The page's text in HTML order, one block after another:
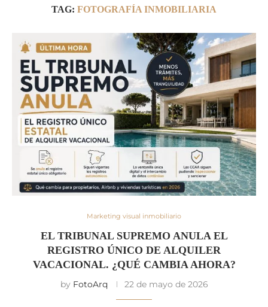
TAG: FOTOGRAFÍA INMOBILIARIA
Marketing visual inmobiliario
EL TRIBUNAL SUPREMO ANULA EL
REGISTRO ÚNICO DE ALQUILER
VACACIONAL. ¿QUÉ CAMBIA AHORA?
by FotoArq 22 de mayo de 2026